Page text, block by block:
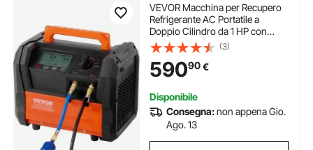
VEVOR Macchina per Recupero
Refrigerante AC Portatile a
Doppio Cilindro da 1 HP con
Motore Brushless da 3000
Giri/min, Strumento per
Riciclaggio del Refrigerante
Freon per Autoveicoli HVAC
Domestico
(3)
59090€
Disponibile
Consegna:non appena Gio.
Ago. 13